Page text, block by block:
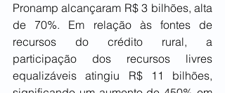
Pronamp alcançaram R$ 3 bilhões, alta
de 70%. Em relação às fontes de
recursos do crédito rural, a
participação dos recursos livres
equalizáveis atingiu R$ 11 bilhões,